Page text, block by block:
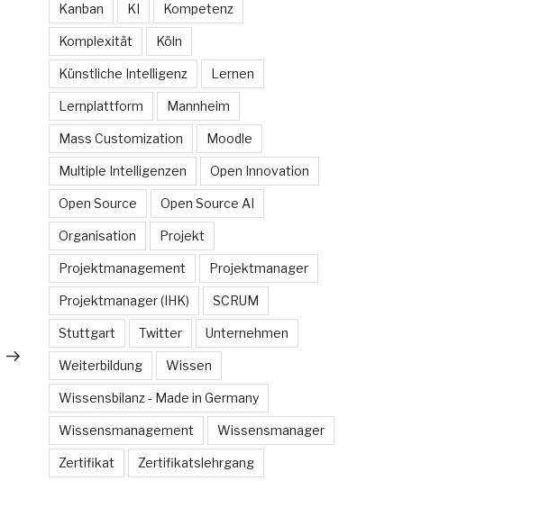
Nächster
Kanban KI Kompetenz
Komplexität Köln
Künstliche Intelligenz Lernen
Lernplattform Mannheim
Mass Customization Moodle
Multiple Intelligenzen Open Innovation
Open Source Open Source AI
Organisation Projekt
Projektmanagement Projektmanager
Projektmanager (IHK) SCRUM
Stuttgart Twitter Unternehmen
Weiterbildung Wissen
Wissensbilanz - Made in Germany
Wissensmanagement Wissensmanager
Zertifikat Zertifikatslehrgang